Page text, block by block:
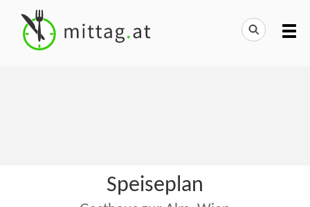
Speiseplan